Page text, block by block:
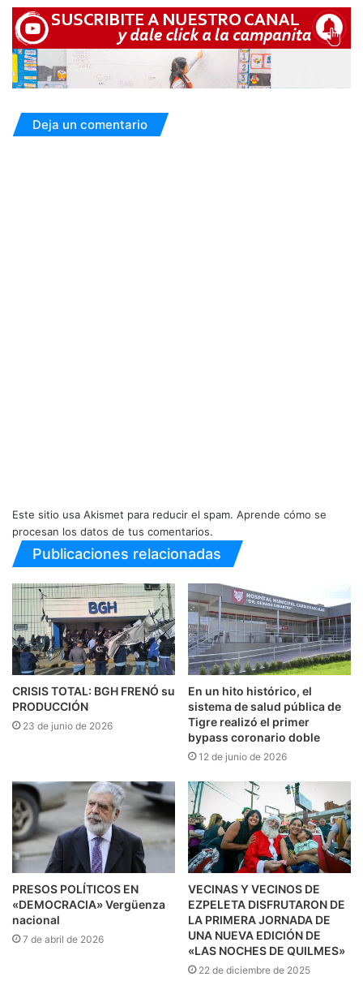
Deja un comentario
Este sitio usa Akismet para reducir el spam. Aprende cómo se
procesan los datos de tus comentarios.
Publicaciones relacionadas
CRISIS TOTAL: BGH FRENÓ su
PRODUCCIÓN
23 de junio de 2026
En un hito histórico, el
sistema de salud pública de
Tigre realizó el primer
bypass coronario doble
12 de junio de 2026
PRESOS POLÍTICOS EN
«DEMOCRACIA» Vergüenza
nacional
7 de abril de 2026
VECINAS Y VECINOS DE
EZPELETA DISFRUTARON DE
LA PRIMERA JORNADA DE
UNA NUEVA EDICIÓN DE
«LAS NOCHES DE QUILMES»
22 de diciembre de 2025